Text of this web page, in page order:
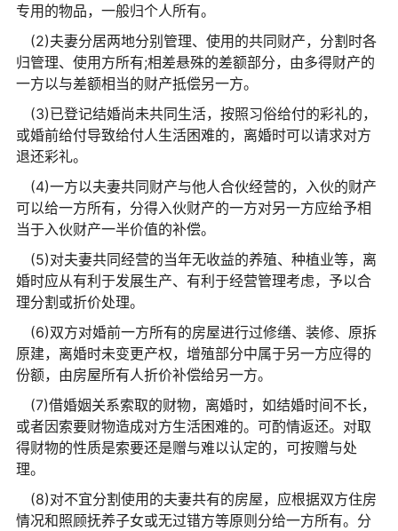
专用的物品，一般归个人所有。
(2)夫妻分居两地分别管理、使用的共同财产，分割时各
归管理、使用方所有;相差悬殊的差额部分，由多得财产的
一方以与差额相当的财产抵偿另一方。
(3)已登记结婚尚未共同生活，按照习俗给付的彩礼的，
或婚前给付导致给付人生活困难的，离婚时可以请求对方
退还彩礼。
(4)一方以夫妻共同财产与他人合伙经营的，入伙的财产
可以给一方所有，分得入伙财产的一方对另一方应给予相
当于入伙财产一半价值的补偿。
(5)对夫妻共同经营的当年无收益的养殖、种植业等，离
婚时应从有利于发展生产、有利于经营管理考虑，予以合
理分割或折价处理。
(6)双方对婚前一方所有的房屋进行过修缮、装修、原拆
原建，离婚时未变更产权，增殖部分中属于另一方应得的
份额，由房屋所有人折价补偿给另一方。
(7)借婚姻关系索取的财物，离婚时，如结婚时间不长，
或者因索要财物造成对方生活困难的。可酌情返还。对取
得财物的性质是索要还是赠与难以认定的，可按赠与处
理。
(8)对不宜分割使用的夫妻共有的房屋，应根据双方住房
情况和照顾抚养子女或无过错方等原则分给一方所有。分